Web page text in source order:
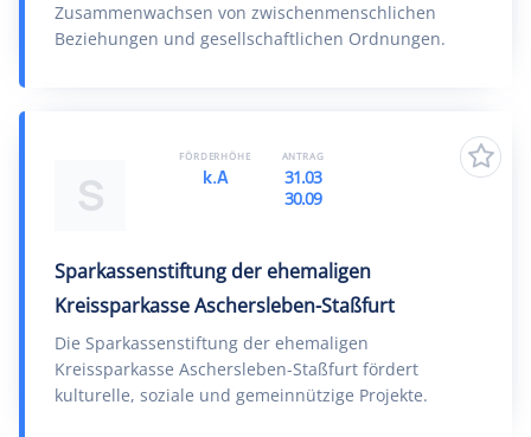
Zusammenwachsen von zwischenmenschlichen
Beziehungen und gesellschaftlichen Ordnungen.
S
Sparkassenstiftung der ehemaligen
Kreissparkasse Aschersleben-Staßfurt
Die Sparkassenstiftung der ehemaligen
Kreissparkasse Aschersleben-Staßfurt fördert
kulturelle, soziale und gemeinnützige Projekte.
FÖRDERHÖHE
k.A
ANTRAG
31.03
30.09